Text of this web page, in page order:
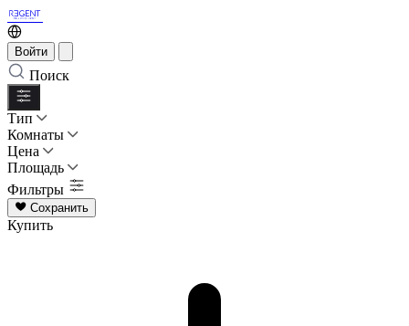
Войти
Поиск
Тип
Комнаты
Цена
Площадь
Фильтры
Сохранить
Купить